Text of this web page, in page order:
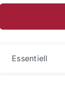
Essentiell